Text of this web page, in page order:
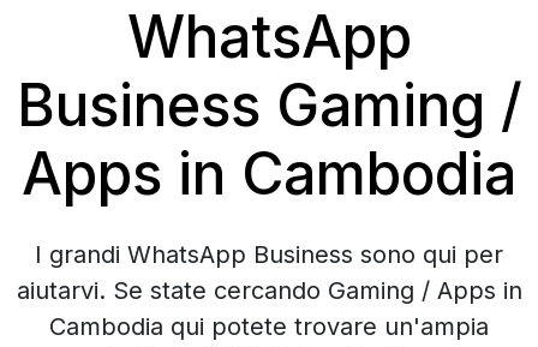
WhatsApp
Business Gaming /
Apps in Cambodia
I grandi WhatsApp Business sono qui per
aiutarvi. Se state cercando Gaming / Apps in
Cambodia qui potete trovare un'ampia